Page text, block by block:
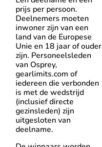
prijs per persoon.
Deelnemers moeten
inwoner zijn van een
land van de Europese
Unie en 18 jaar of ouder
zijn. Personeelsleden
van Osprey,
gearlimits.com of
iedereen die verbonden
is met de wedstrijd
(inclusief directe
gezinsleden) zijn
uitgesloten van
deelname.